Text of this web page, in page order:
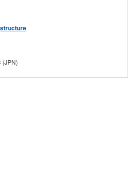
(JPN)